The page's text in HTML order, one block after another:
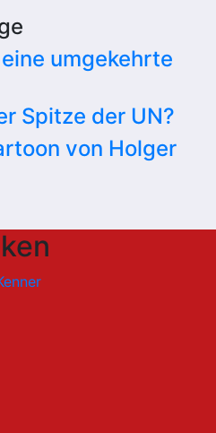
umgekehrte
Spitze der UN?
von Holger